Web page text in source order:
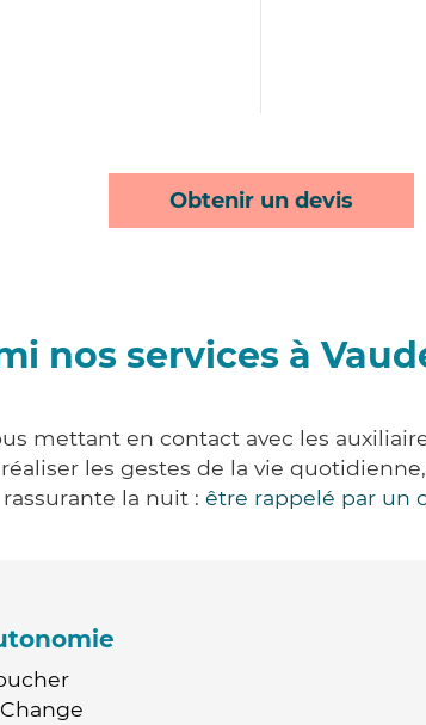
Obtenir un devis
nos services à
mettant en contact avec les
les gestes de la vie
rassurante la nuit : être rappelé par un